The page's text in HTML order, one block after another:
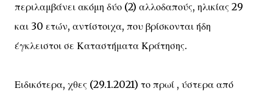
περιλαμβάνει ακόμη δύο (2) αλλοδαπούς, ηλικίας 29
και 30 ετών, αντίστοιχα, που βρίσκονται ήδη
έγκλειστοι σε Καταστήματα Κράτησης.
Ειδικότερα, χθες (29.1.2021) το πρωί , ύστερα από